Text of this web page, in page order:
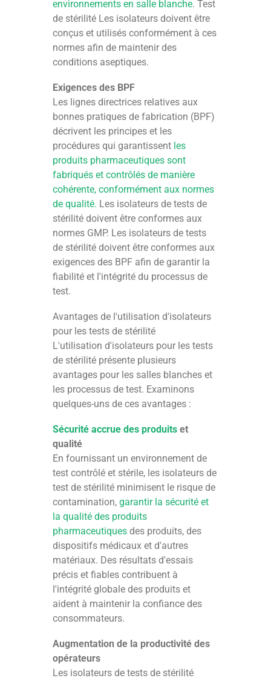
environnements en salle blanche. Test
de stérilité Les isolateurs doivent être
conçus et utilisés conformément à ces
normes afin de maintenir des
conditions aseptiques.
Exigences des BPF
Les lignes directrices relatives aux
bonnes pratiques de fabrication (BPF)
décrivent les principes et les
procédures qui garantissent les
produits pharmaceutiques sont
fabriqués et contrôlés de manière
cohérente, conformément aux normes
de qualité. Les isolateurs de tests de
stérilité doivent être conformes aux
normes GMP. Les isolateurs de tests
de stérilité doivent être conformes aux
exigences des BPF afin de garantir la
fiabilité et l'intégrité du processus de
test.
Avantages de l'utilisation d'isolateurs
pour les tests de stérilité
L'utilisation d'isolateurs pour les tests
de stérilité présente plusieurs
avantages pour les salles blanches et
les processus de test. Examinons
quelques-uns de ces avantages :
Sécurité accrue des produits et
qualité
En fournissant un environnement de
test contrôlé et stérile, les isolateurs de
test de stérilité minimisent le risque de
contamination,garantir la sécurité et
la qualité des produits
pharmaceutiques des produits, des
dispositifs médicaux et d'autres
matériaux. Des résultats d'essais
précis et fiables contribuent à
l'intégrité globale des produits et
aident à maintenir la confiance des
consommateurs.
Augmentation de la productivité des
opérateurs
Les isolateurs de tests de stérilité